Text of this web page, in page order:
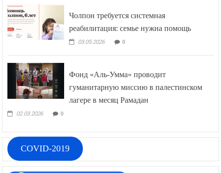
Чолпон требуется системная
реабилитация: семье нужна помощь
03.05.2026 0
Фонд «Аль-Умма» проводит
гуманитарную миссию в палестинском
лагере в месяц Рамадан
02.03.2026 0
COVID-2019